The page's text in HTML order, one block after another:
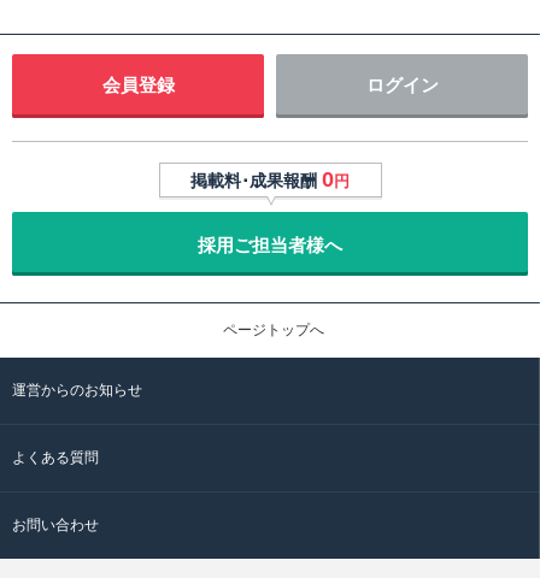
会員登録 ログイン
掲載料･成果報酬 0円
採用ご担当者様へ
ページトップへ
運営からのお知らせ
よくある質問
お問い合わせ